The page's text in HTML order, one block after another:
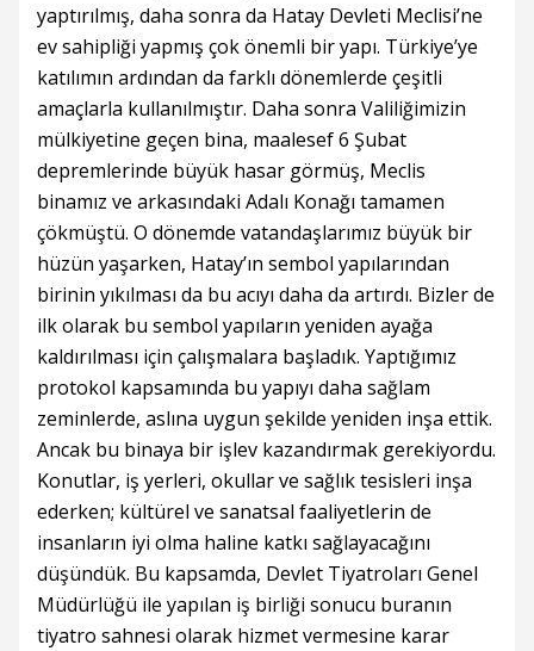
yaptırılmış, daha sonra da Hatay Devleti Meclisi’ne
ev sahipliği yapmış çok önemli bir yapı. Türkiye’ye
katılımın ardından da farklı dönemlerde çeşitli
amaçlarla kullanılmıştır. Daha sonra Valiliğimizin
mülkiyetine geçen bina, maalesef 6 Şubat
depremlerinde büyük hasar görmüş, Meclis
binamız ve arkasındaki Adalı Konağı tamamen
çökmüştü. O dönemde vatandaşlarımız büyük bir
hüzün yaşarken, Hatay’ın sembol yapılarından
birinin yıkılması da bu acıyı daha da artırdı. Bizler de
ilk olarak bu sembol yapıların yeniden ayağa
kaldırılması için çalışmalara başladık. Yaptığımız
protokol kapsamında bu yapıyı daha sağlam
zeminlerde, aslına uygun şekilde yeniden inşa ettik.
Ancak bu binaya bir işlev kazandırmak gerekiyordu.
Konutlar, iş yerleri, okullar ve sağlık tesisleri inşa
ederken; kültürel ve sanatsal faaliyetlerin de
insanların iyi olma haline katkı sağlayacağını
düşündük. Bu kapsamda, Devlet Tiyatroları Genel
Müdürlüğü ile yapılan iş birliği sonucu buranın
tiyatro sahnesi olarak hizmet vermesine karar